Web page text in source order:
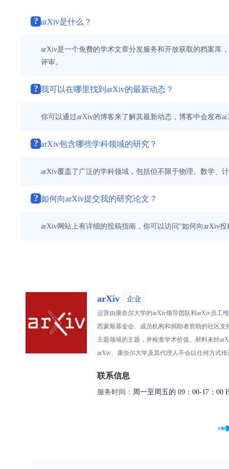
? arXiv是什么？
arXiv是一个免费的学术文章分发服务和开放获取的档案库
评审。
? 我可以在哪里找到arXiv的最新动态？
你可以通过arXiv的博客来了解其最新动态，博客中会发布
? arXiv包含哪些学科领域的研究？
arXiv覆盖了广泛的学科领域，包括但不限于物理、数学、
? 如何向arXiv提交我的研究论文？
arXiv网站上有详细的投稿指南，你可以访问"如何向arXiv
arXiv 企业
运营由康奈尔大学的arXiv领导团队和arXiv员工
西蒙斯基金会、成员机构和捐助者资助的社区
主题领域的主题，并检查学术价值。材料未经
arXiv、康奈尔大学及其代理人不会以任何方式
联系信息
服务时间： 周一至周五的 09：00-17：00